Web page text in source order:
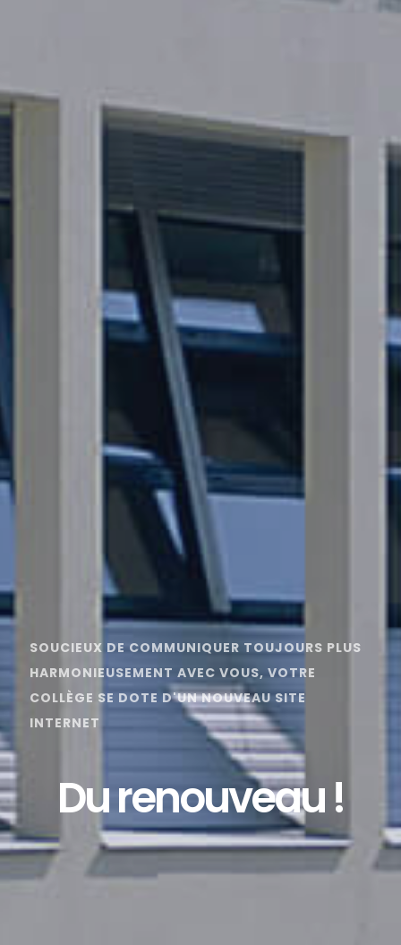
SOUCIEUX DE COMMUNIQUER TOUJOURS PLUS
HARMONIEUSEMENT AVEC VOUS, VOTRE
COLLÈGE SE DOTE D'UN NOUVEAU SITE
INTERNET
Du renouveau !